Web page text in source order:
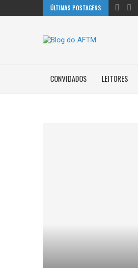
ÚLTIMAS POSTAGENS
CONVIDADOS LEITORES